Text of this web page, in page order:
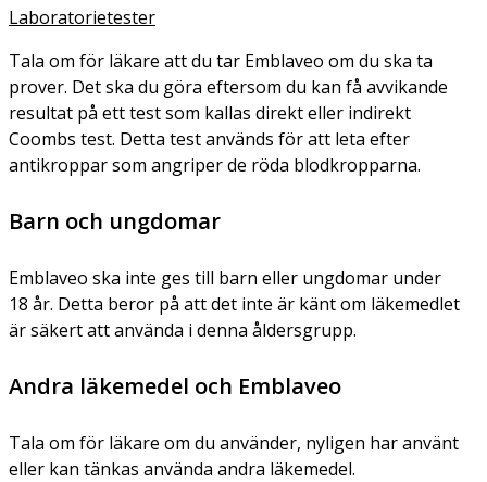
Laboratorietester
Tala om för läkare att du tar Emblaveo om du ska ta
prover. Det ska du göra eftersom du kan få avvikande
resultat på ett test som kallas direkt eller indirekt
Coombs test. Detta test används för att leta efter
antikroppar som angriper de röda blodkropparna.
Barn och ungdomar
Emblaveo ska inte ges till barn eller ungdomar under
18 år. Detta beror på att det inte är känt om läkemedlet
är säkert att använda i denna åldersgrupp.
Andra läkemedel och Emblaveo
Tala om för läkare om du använder, nyligen har använt
eller kan tänkas använda andra läkemedel.